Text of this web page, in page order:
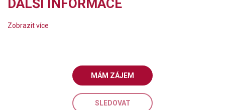
DALŠÍ INFORMACE
Zobrazit více
MÁM ZÁJEM
SLEDOVAT